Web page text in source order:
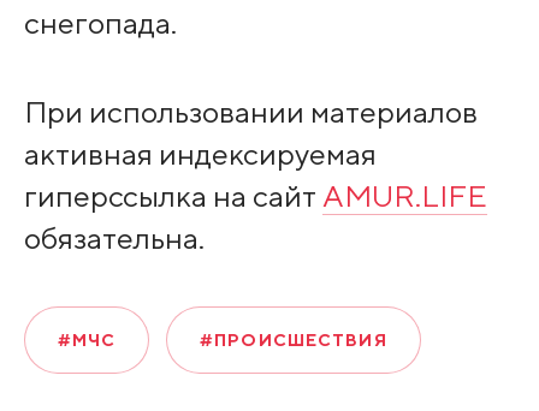
снегопада.
При использовании материалов
активная индексируемая
гиперссылка на сайт AMUR.LIFE
обязательна.
#МЧС #ПРОИСШЕСТВИЯ